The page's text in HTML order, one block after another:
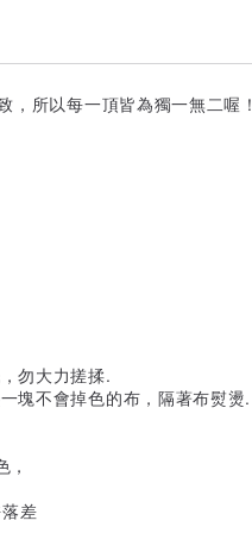
，所以每一頂皆為獨一無二喔！
勿大力搓揉.
塊不會掉色的布，隔著布熨燙.
差